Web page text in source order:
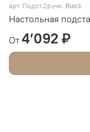
арт. Подст.2ручк. Black
Настольная
От 4’092 ₽